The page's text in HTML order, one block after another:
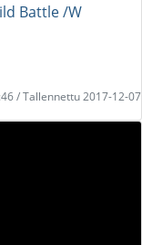
Battle /W
/ Tallennettu 2017-12-07